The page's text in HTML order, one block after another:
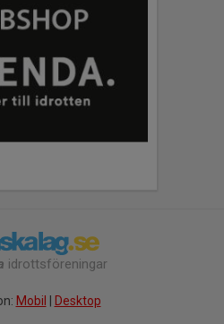
idrottsföreningar
Mobil Desktop